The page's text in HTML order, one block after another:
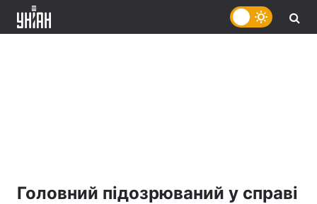
Головний підозрюваний у справі